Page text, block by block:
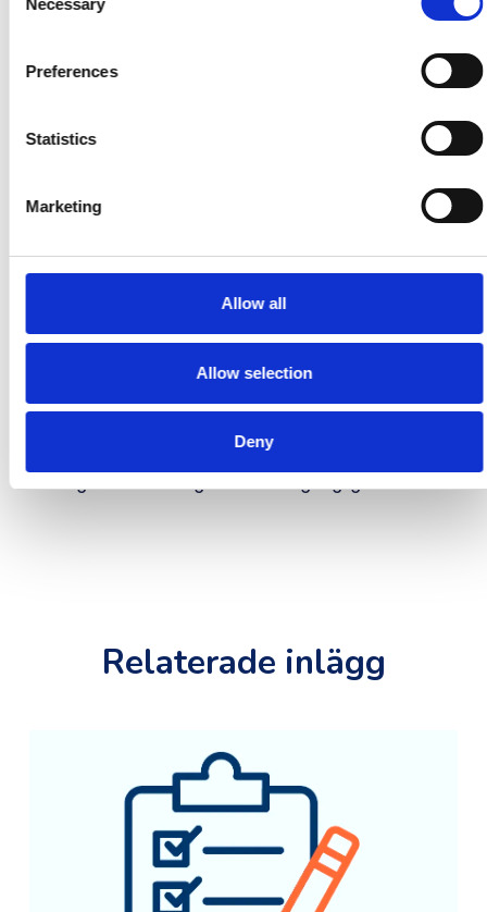
Selection
Preferences
Statistics
Marketing
Allow all
Allow selection
Deny
Selma kan hjälpa till
genomföra en manuell expertgranskning mot
WCAG
VoiceOver
stötta er löpande så att tillgängligheten hålls
Relaterade inlägg